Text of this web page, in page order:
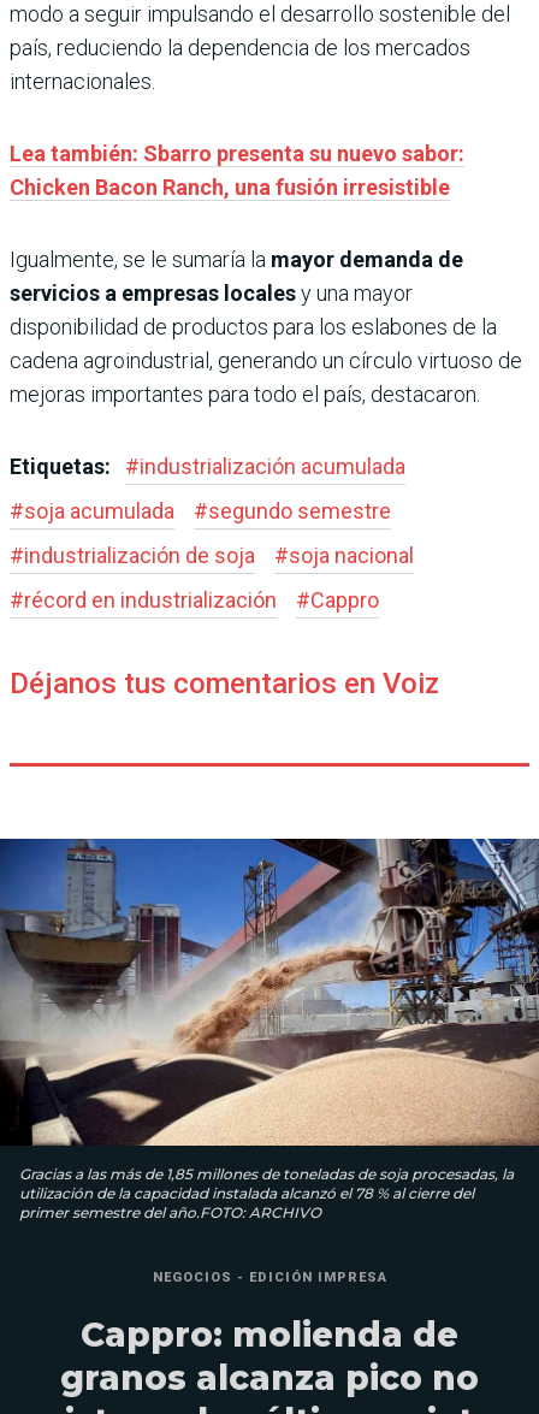
modo a seguir impulsando el desarrollo sostenible del
país, reduciendo la dependencia de los mercados
internacionales.
Lea también: Sbarro presenta su nuevo sabor:
Chicken Bacon Ranch, una fusión irresistible
Igualmente, se le sumaría la mayor demanda de
servicios a empresas localesy una mayor
disponibilidad de productos para los eslabones de la
cadena agroindustrial, generando un círculo virtuoso de
mejoras importantes para todo el país, destacaron.
Etiquetas: #industrialización acumulada
#soja acumulada #segundo semestre
#industrialización de soja #soja nacional
#récord en industrialización #Cappro
Déjanos tus comentarios en Voiz
Gracias a las más de 1,85 millones de toneladas de soja procesadas, la
utilización de la capacidad instalada alcanzó el 78 % al cierre del
primer semestre del año.FOTO: ARCHIVO
NEGOCIOS - EDICIÓN IMPRESA
Cappro: molienda de
granos alcanza pico no